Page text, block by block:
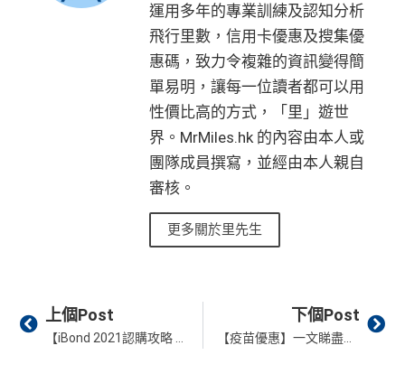
運用多年的專業訓練及認知分析
飛行里數，信用卡優惠及搜集優
惠碼，致力令複雜的資訊變得簡
單易明，讓每一位讀者都可以用
性價比高的方式，「里」遊世
界。MrMiles.hk 的內容由本人或
團隊成員撰寫，並經由本人親自
審核。
更多關於里先生
Prev
上個Post 下個Post
【疫苗優惠】一文睇盡打針抽獎方法及優惠 送現金獎、送機票及送酒店住宿等等